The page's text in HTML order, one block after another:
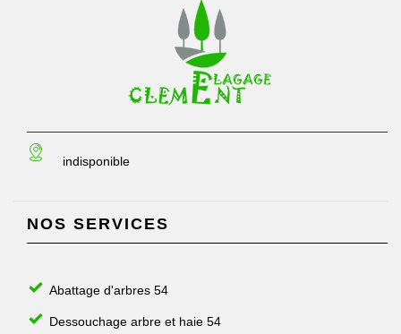
indisponible
NOS SERVICES
Abattage d'arbres 54
Dessouchage arbre et haie 54